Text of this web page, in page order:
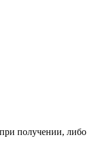
получении,